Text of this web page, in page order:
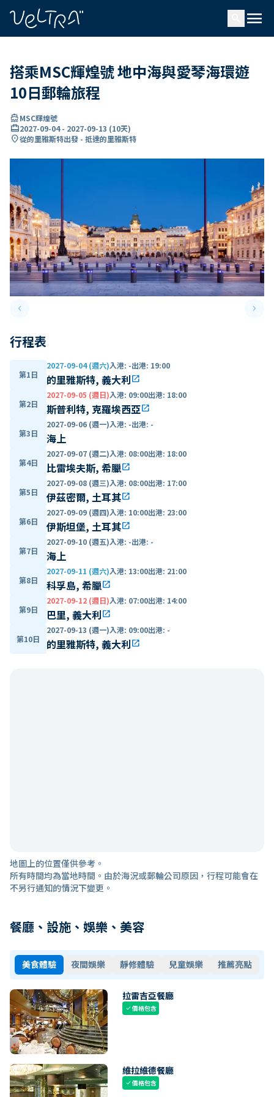
menu
搭乘MSC輝煌號 地中海與愛琴海環遊
10日郵輪旅程
directions_boatMSC輝煌號
card_travel2027-09-04- 2027-09-13 (10天)
location_on從的里雅斯特出發 - 抵達的里雅斯特
keyboard_arrow_leftPrevious slide keyboard_arrow_right
行程表
第1日
2027-09-04 (週六)入港: -出港: 19:00
的里雅斯特, 義大利open_in_new
第2日
2027-09-05 (週日)入港: 09:00出港: 18:00
斯普利特, 克羅埃西亞open_in_new
第3日
2027-09-06 (週一)入港: -出港: -
海上
第4日
2027-09-07 (週二)入港: 08:00出港: 18:00
比雷埃夫斯, 希臘open_in_new
第5日
2027-09-08 (週三)入港: 08:00出港: 17:00
伊茲密爾, 土耳其open_in_new
第6日
2027-09-09 (週四)入港: 10:00出港: 23:00
伊斯坦堡, 土耳其open_in_new
第7日
2027-09-10 (週五)入港: -出港: -
海上
第8日
2027-09-11 (週六)入港: 13:00出港: 21:00
科孚島, 希臘open_in_new
第9日
2027-09-12 (週日)入港: 07:00出港: 14:00
巴里, 義大利open_in_new
第10日
2027-09-13 (週一)入港: 09:00出港: -
的里雅斯特, 義大利open_in_new
地圖上的位置僅供參考。
所有時間均為當地時間。由於海況或郵輪公司原因，行程可能會在
不另行通知的情況下變更。
餐廳、設施、娛樂、美容
美食體驗 夜間娛樂 靜修體驗 兒童娛樂 推薦亮點
拉雷吉亞餐廳
check價格包含
維拉維德餐廳
check價格包含